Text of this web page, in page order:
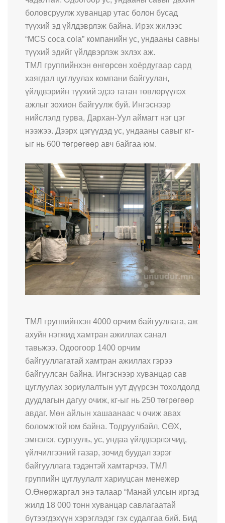
боловсруулж хуванцар утас болон бусад
түүхий эд үйлдэврлэж байна. Ирэх жилээс
“MCS coca cola” компанийн ус, ундааны савны
түүхий эдийг үйлдвэрлэж эхлэх аж.
ТМЛ группийнхэн өнгөрсөн хоёрдугаар сард
хаягдал цуглуулах компани байгуулан,
үйлдвэрийн түүхий эдээ татан төвлөрүүлэх
ажлыг зохион байгуулж буй. Ингэснээр
нийслэлд гурва, Дархан-Уул аймагт нэг цэг
нээжээ. Дээрх цэгүүдэд ус, ундааны савыг кг-
ыг нь 600 төгрөгөөр авч байгаа юм.
ТМЛ группийнхэн 4000 орчим байгууллага, аж
ахуйн нэгжид хамтран ажиллах санал
тавьжээ. Одоогоор 1400 орчим
байгууллагатай хамтран ажиллах гэрээ
байгуулсан байна. Ингэснээр хуванцар сав
цуглуулах зориулалтын уут дүүрсэн тохолдолд
дуудлагын дагуу очиж, кг-ыг нь 250 төгрөгөөр
авдаг. Мөн айлын хашаанаас ч очиж авах
боломжтой юм байна. Тодруулбайл, СӨХ,
эмнэлэг, сургууль, ус, ундаа үйлдвэрлэгчид,
үйлчилгээний газар, зочид буудал зэрэг
байгууллага тэдэнтэй хамтарчээ. ТМЛ
группийн цуглуулалт хариуцсан менежер
О.Өнөржаргал энэ талаар “Манай улсын иргэд
жилд 18 000 тонн хуванцар савлагаатай
бүтээгдэхүүн хэрэглэдэг гэх судалгаа бий. Бид